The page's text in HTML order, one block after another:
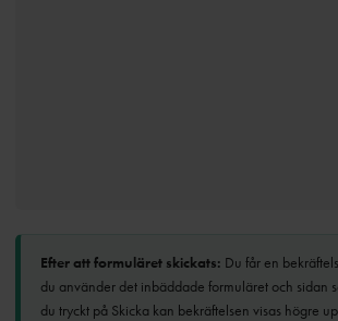
Efter att formuläret skickats: Du får en
du använder det inbäddade formuläret och sidan
du tryckt på Skicka kan bekräftelsen visas högre